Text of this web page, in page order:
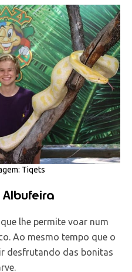
Tiqets
lhe permite voar num
Ao mesmo tempo que o
desfrutando das bonitas